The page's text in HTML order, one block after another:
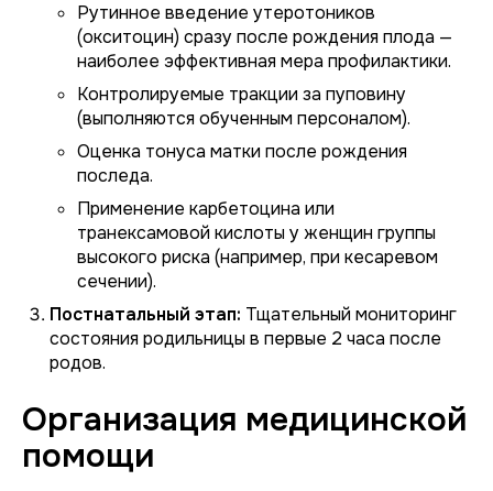
Рутинное введение утеротоников
(окситоцин) сразу после рождения плода —
наиболее эффективная мера профилактики.
Контролируемые тракции за пуповину
(выполняются обученным персоналом).
Оценка тонуса матки после рождения
последа.
Применение карбетоцина или
транексамовой кислоты у женщин группы
высокого риска (например, при кесаревом
сечении).
Постнатальный этап: Тщательный мониторинг
состояния родильницы в первые 2 часа после
родов.
Организация медицинской
помощи